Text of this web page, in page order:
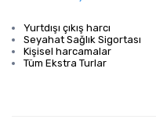
Yurtdışı çıkış harcı
Seyahat Sağlık Sigortası
Kişisel harcamalar
Tüm Ekstra Turlar